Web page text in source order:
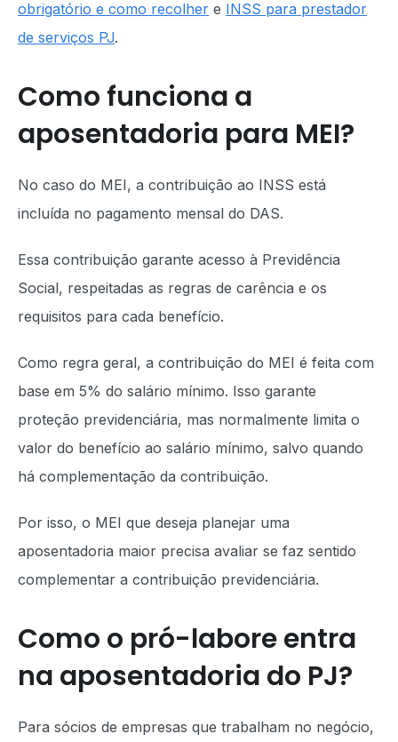
obrigatório e como recolher e INSS para prestador
de serviços PJ.
Como funciona a
aposentadoria para MEI?
No caso do MEI, a contribuição ao INSS está
incluída no pagamento mensal do DAS.
Essa contribuição garante acesso à Previdência
Social, respeitadas as regras de carência e os
requisitos para cada benefício.
Como regra geral, a contribuição do MEI é feita com
base em 5% do salário mínimo. Isso garante
proteção previdenciária, mas normalmente limita o
valor do benefício ao salário mínimo, salvo quando
há complementação da contribuição.
Por isso, o MEI que deseja planejar uma
aposentadoria maior precisa avaliar se faz sentido
complementar a contribuição previdenciária.
Como o pró-labore entra
na aposentadoria do PJ?
Para sócios de empresas que trabalham no negócio,